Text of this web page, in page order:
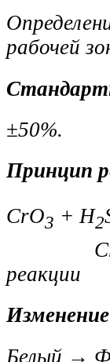
рабочей
±50%.
Принцип
CrO3 + H2
реакции
Белый →